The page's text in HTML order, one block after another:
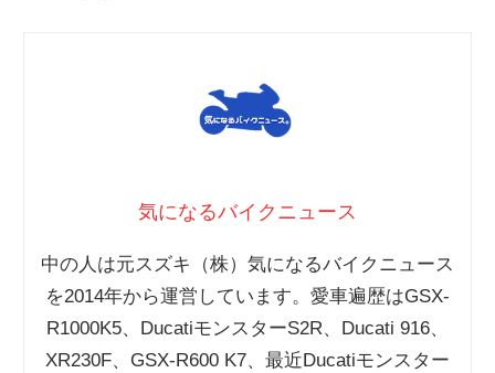
気になるバイクニュース
中の人は元スズキ（株）気になるバイクニュース
を2014年から運営しています。愛車遍歴はGSX-
R1000K5、DucatiモンスターS2R、Ducati 916、
XR230F、GSX-R600 K7、最近Ducatiモンスター